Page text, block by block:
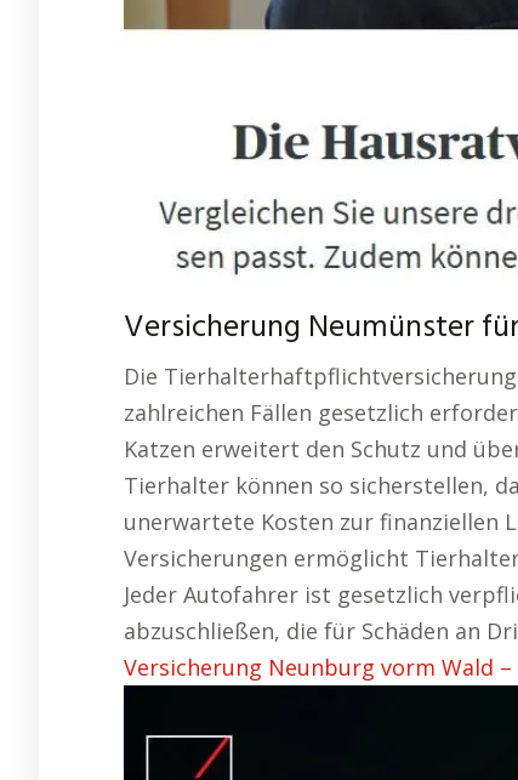
Versicherung Neumünster
Die
zahlreichen Fällen gesetzlich
Katzen erweitert den Schutz und
Tierhalter können so sicherstellen,
unerwartete Kosten zur finanziellen
Versicherungen ermöglicht
Jeder Autofahrer ist gesetzlich
abzuschließen, die für Schäden an
Versicherung Neunburg vorm Wald